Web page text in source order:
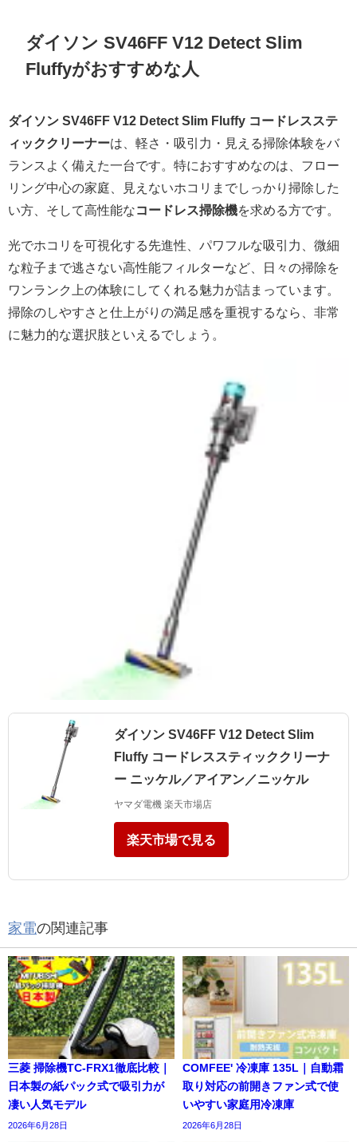
ダイソン SV46FF V12 Detect Slim
Fluffyがおすすめな人
ダイソン SV46FF V12 Detect Slim Fluffy コードレスステ
ィッククリーナーは、軽さ・吸引力・見える掃除体験をバ
ランスよく備えた一台です。特におすすめなのは、フロー
リング中心の家庭、見えないホコリまでしっかり掃除した
い方、そして高性能なコードレス掃除機を求める方です。
光でホコリを可視化する先進性、パワフルな吸引力、微細
な粒子まで逃さない高性能フィルターなど、日々の掃除を
ワンランク上の体験にしてくれる魅力が詰まっています。
掃除のしやすさと仕上がりの満足感を重視するなら、非常
に魅力的な選択肢といえるでしょう。
ダイソン SV46FF V12 Detect Slim
Fluffy コードレススティッククリーナ
ー ニッケル／アイアン／ニッケル
ヤマダ電機 楽天市場店
楽天市場で見る
家電の関連記事
三菱 掃除機TC-FRX1徹底比較｜
日本製の紙パック式で吸引力が
凄い人気モデル
2026年6月28日
COMFEE' 冷凍庫 135L｜自動霜
取り対応の前開きファン式で使
いやすい家庭用冷凍庫
2026年6月28日